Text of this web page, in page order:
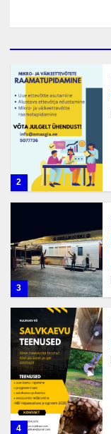
2
3
4